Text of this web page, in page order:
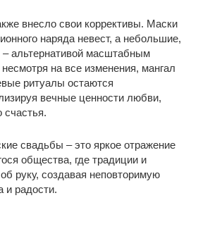
внесло свои коррективы. Маски
наряда невест, а небольшие,
альтернативой масштабным
на все изменения, мангал
ритуалы остаются
вечные ценности любви,
счастья.
свадьбы – это яркое отражение
общества, где традиции и
руку, создавая неповторимую
и радости.